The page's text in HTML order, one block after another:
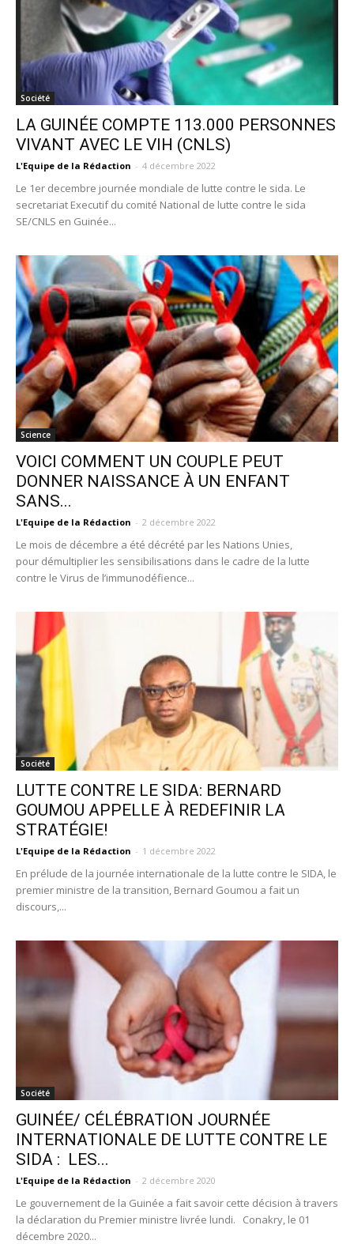
Société
LA GUINÉE COMPTE 113.000 PERSONNES
VIVANT AVEC LE VIH (CNLS)
L'Equipe de la Rédaction - 4 décembre 2022
Le 1er decembre journée mondiale de lutte contre le sida. Le
secretariat Executif du comité National de lutte contre le sida
SE/CNLS en Guinée...
Science
VOICI COMMENT UN COUPLE PEUT
DONNER NAISSANCE À UN ENFANT
SANS...
L'Equipe de la Rédaction - 2 décembre 2022
Le mois de décembre a été décrété par les Nations Unies,
pour démultiplier les sensibilisations dans le cadre de la lutte
contre le Virus de l’immunodéfience...
Société
LUTTE CONTRE LE SIDA: BERNARD
GOUMOU APPELLE À REDEFINIR LA
STRATÉGIE!
L'Equipe de la Rédaction - 1 décembre 2022
En prélude de la journée internationale de la lutte contre le SIDA, le
premier ministre de la transition, Bernard Goumou a fait un
discours,...
Société
GUINÉE/ CÉLÉBRATION JOURNÉE
INTERNATIONALE DE LUTTE CONTRE LE
SIDA : LES...
L'Equipe de la Rédaction - 2 décembre 2020
Le gouvernement de la Guinée a fait savoir cette décision à travers
la déclaration du Premier ministre livrée lundi. Conakry, le 01
décembre 2020...